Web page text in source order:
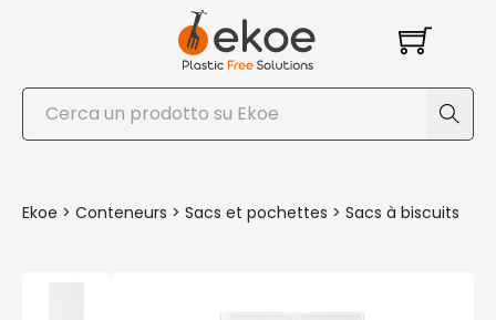
Rechercher
Ekoe > Conteneurs > Sacs et pochettes > Sacs à biscuits